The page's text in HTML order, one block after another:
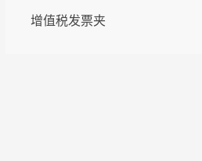
增值税发票夹